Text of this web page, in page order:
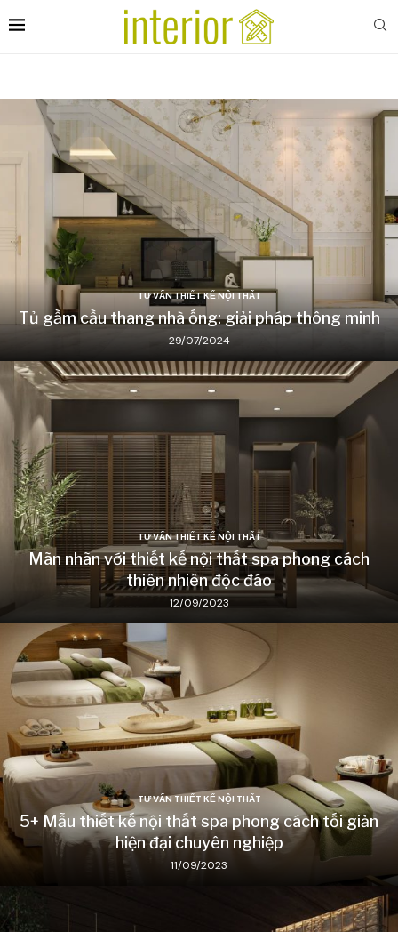
TƯ VẤN THIẾT KẾ NỘI THẤT
Tủ gầm cầu thang nhà ống: giải pháp thông minh
29/07/2024
TƯ VẤN THIẾT KẾ NỘI THẤT
Mãn nhãn với thiết kế nội thất spa phong cách
thiên nhiên độc đáo
12/09/2023
TƯ VẤN THIẾT KẾ NỘI THẤT
5+ Mẫu thiết kế nội thất spa phong cách tối giản
hiện đại chuyên nghiệp
11/09/2023